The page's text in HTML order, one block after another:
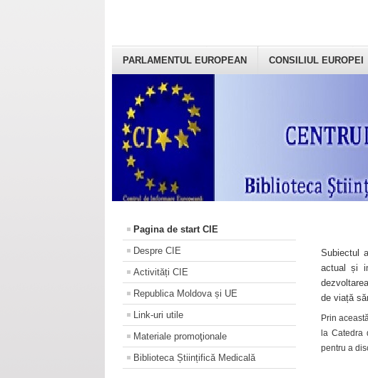
PARLAMENTUL EUROPEAN CONSILIUL EUROPEI
Pagina de start CIE
Despre CIE
Activități CIE
Republica Moldova și UE
Link-uri utile
Materiale promoţionale
Biblioteca Științifică Medicală
Subiectul
actual și
de viață
Prin
la Catedra
pentru a